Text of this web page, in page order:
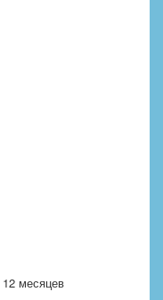
12 месяцев